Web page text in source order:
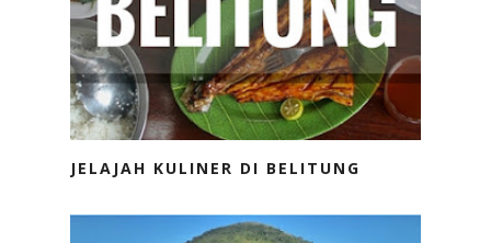
JELAJAH KULINER DI BELITUNG